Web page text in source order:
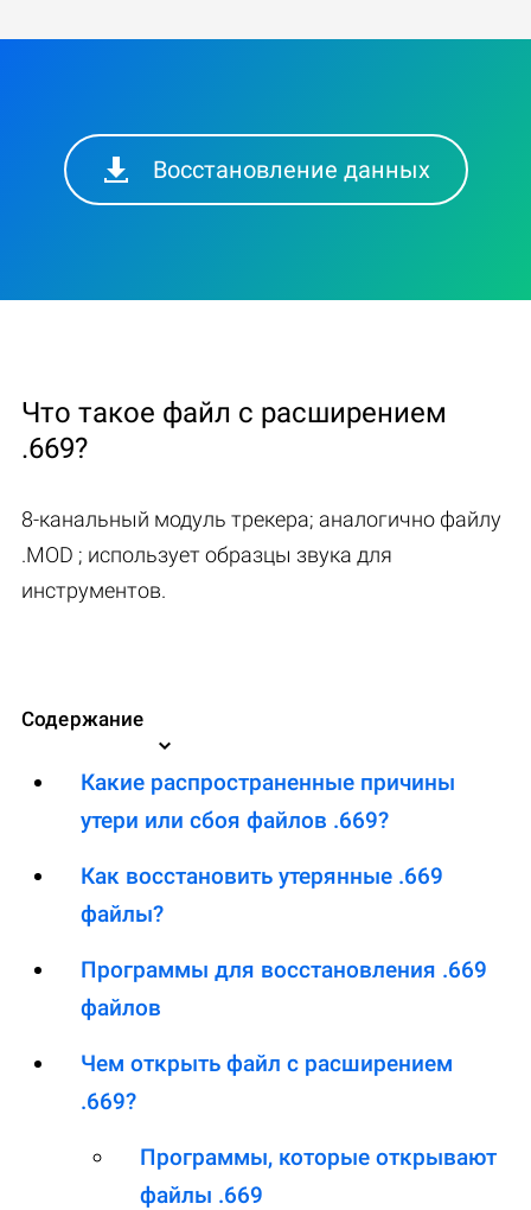
Восстановление данных
Что такое файл с расширением
.669?
8-канальный модуль трекера; аналогично файлу
.MOD ; использует образцы звука для
инструментов.
Содержание
Какие распространенные причины
утери или сбоя файлов .669?
Как восстановить утерянные .669
файлы?
Программы для восстановления .669
файлов
Чем открыть файл с расширением
.669?
Программы, которые открывают
файлы .669